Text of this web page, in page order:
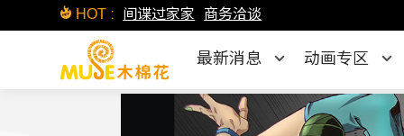
HOT : 间谍过家家 商务洽谈
最新消息 动画专区